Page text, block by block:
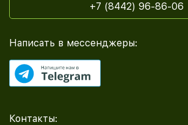
+7 (8442) 96-86-06
Написать в мессенджеры:
Контакты: